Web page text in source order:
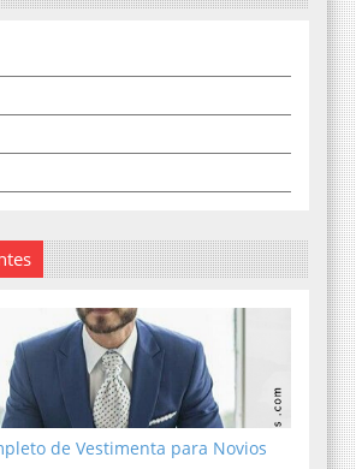
de Vestimenta para Novios